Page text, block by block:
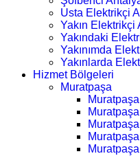
Usta Elektrikçi
Yakın Elektrikçi
Yakındaki
Yakınımda
Yakınlarda
Hizmet Bölgeleri
Muratpaşa